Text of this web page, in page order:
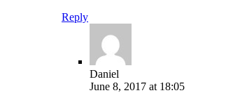
Reply
Daniel
June 8, 2017 at 18:05